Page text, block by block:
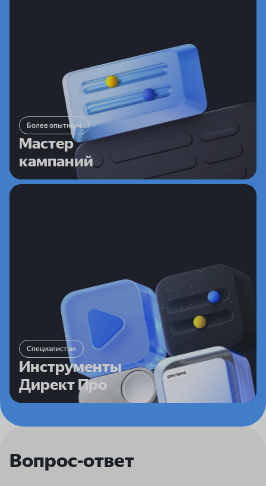
Мастер
кампаний
Более опытным
Более гибкий режим, где можно выбрать цели,
аудиторию и бюджет. Подходит предпринимателям,
которые хотят точнее управлять настройками
и результатами продвижения
Инструменты
Директ Про
Специалистам
Помогают продвигать товары и услуги на всех
площадках Яндекса и позволяют управлять
стратегией и эффективностью продвижения
максимально детально:
контекстный баннер
охватные кампании
единая перфоманс-кампания
Вопрос-ответ